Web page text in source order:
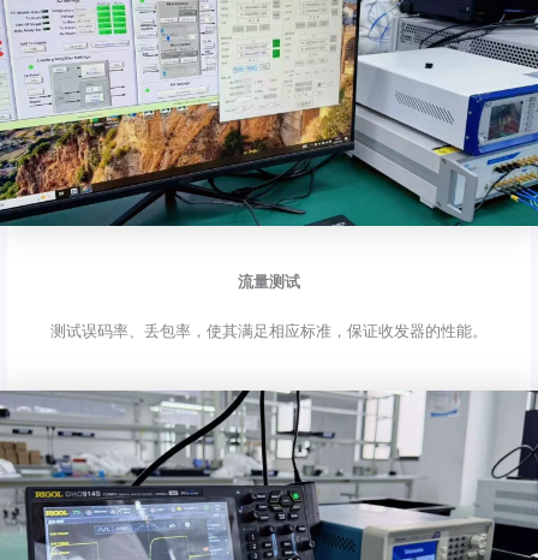
流量测试
测试误码率、丢包率，使其满足相应标准，保证收发器的性能。